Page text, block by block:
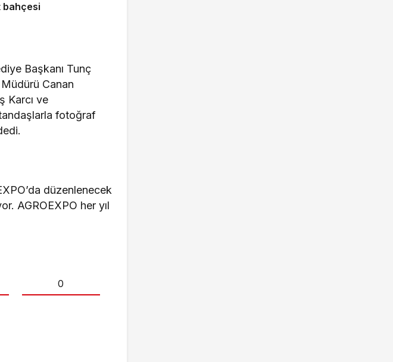
bahçesi
Başkanı Tunç
Canan
Karcı ve
fotoğraf
düzenlenecek
AGROEXPO her yıl
0